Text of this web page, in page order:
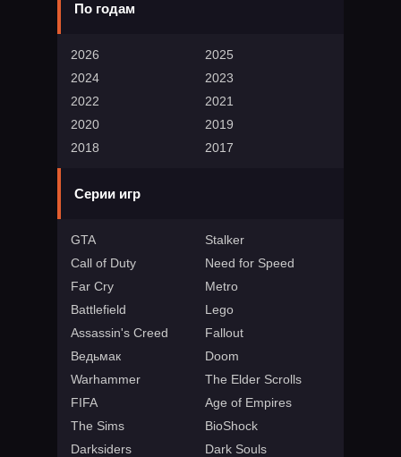
По годам
2026
2025
2024
2023
2022
2021
2020
2019
2018
2017
Серии игр
GTA
Stalker
Call of Duty
Need for Speed
Far Cry
Metro
Battlefield
Lego
Assassin's Creed
Fallout
Ведьмак
Doom
Warhammer
The Elder Scrolls
FIFA
Age of Empires
The Sims
BioShock
Darksiders
Dark Souls